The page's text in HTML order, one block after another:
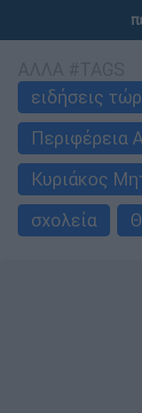
ειδήσεις
Περιφέρεια
Κυριάκος
σχολεία